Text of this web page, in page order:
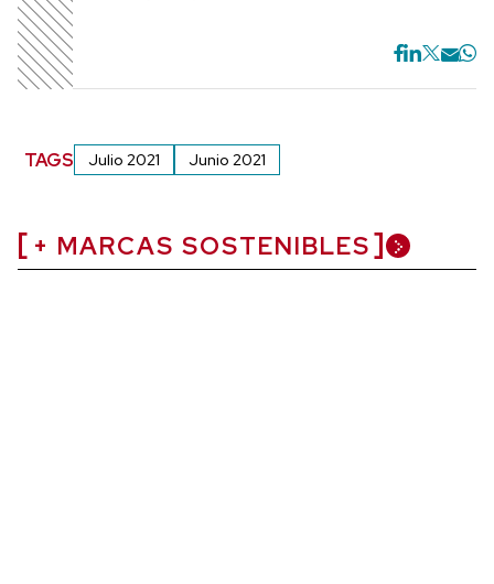
TAGS Julio 2021 Junio 2021
+ MARCAS SOSTENIBLES